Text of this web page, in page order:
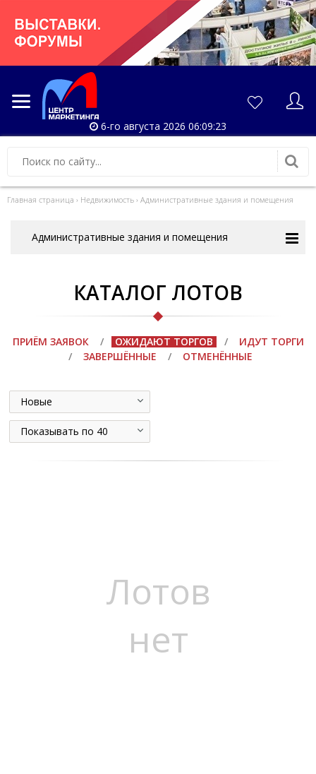
6-го августа 2026 06:09:23
Главная страница › Недвижимость › Административные здания и помещения
Административные здания и помещения
КАТАЛОГ ЛОТОВ
ПРИЁМ ЗАЯВОК / ОЖИДАЮТ ТОРГОВ /
ИДУТ ТОРГИ
/
ЗАВЕРШЁННЫЕ / ОТМЕНЁННЫЕ
Новые
Показывать по 40
Лотов
нет